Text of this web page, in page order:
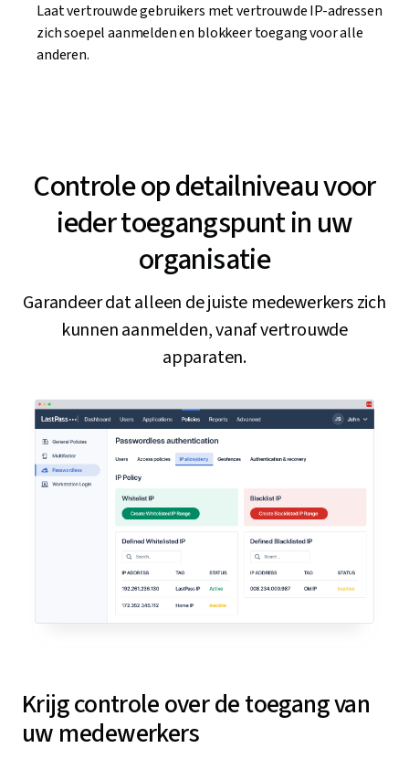
Laat vertrouwde gebruikers met vertrouwde IP-adressen
zich soepel aanmelden en blokkeer toegang voor alle
anderen.
Controle op detailniveau voor
ieder toegangspunt in uw
organisatie
Garandeer dat alleen de juiste medewerkers zich
kunnen aanmelden, vanaf vertrouwde
apparaten.
Krijg controle over de toegang van
uw medewerkers